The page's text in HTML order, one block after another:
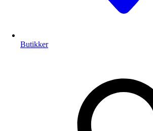
Butikker